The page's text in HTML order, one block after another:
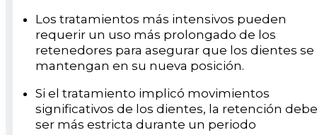
Los tratamientos más intensivos pueden
requerir un uso más prolongado de los
retenedores para asegurar que los dientes se
mantengan en su nueva posición.
Si el tratamiento implicó movimientos
significativos de los dientes, la retención debe
ser más estricta durante un periodo